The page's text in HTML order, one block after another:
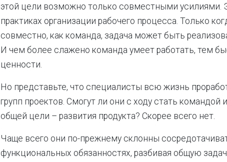
этой цели возможно только совместными усилиями.
практиках организации рабочего процесса. Только
совместно, как команда, задача может быть
И чем более слажено команда умеет работать, тем
ценности.
Но представьте, что специалисты всю жизнь
групп проектов. Смогут ли они с ходу стать командой
общей цели – развития продукта? Скорее всего нет.
Чаще всего они по-прежнему склонны
функциональных обязанностях, разбивая общую